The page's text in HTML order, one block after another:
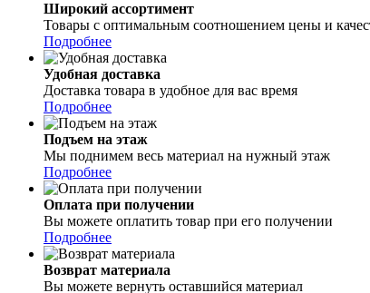
Широкий ассортимент
Товары с оптимальным соотношением цены и
Подробнее
Удобная доставка
Доставка товара в удобное для вас время
Подробнее
Подъем на этаж
Мы поднимем весь материал на нужный этаж
Подробнее
Оплата при получении
Вы можете оплатить товар при его получении
Подробнее
Возврат материала
Вы можете вернуть оставшийся материал